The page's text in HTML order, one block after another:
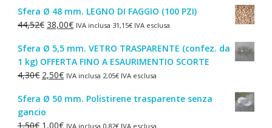
Sfera Ø 48 mm. LEGNO DI FAGGIO (100 PZI)
44,52€ Il
originale
era:
44,52€.
38,00€Il
attuale
è:
38,00€.
IVA inclusa 31,15€IVA esclusa
Sfera Ø 5,5 mm. VETRO TRASPARENTE (confez. da
1 kg) OFFERTA FINO A ESAURIMENTIO SCORTE
4,30€ Il
originale
era:
2,50€Il
attuale
IVA inclusa 2,05€IVA esclusa
Sfera Ø 50 mm. Polistirene trasparente senza
gancio
1,50€ Il1,00€IlIVA inclusa 0,82€IVA esclusa